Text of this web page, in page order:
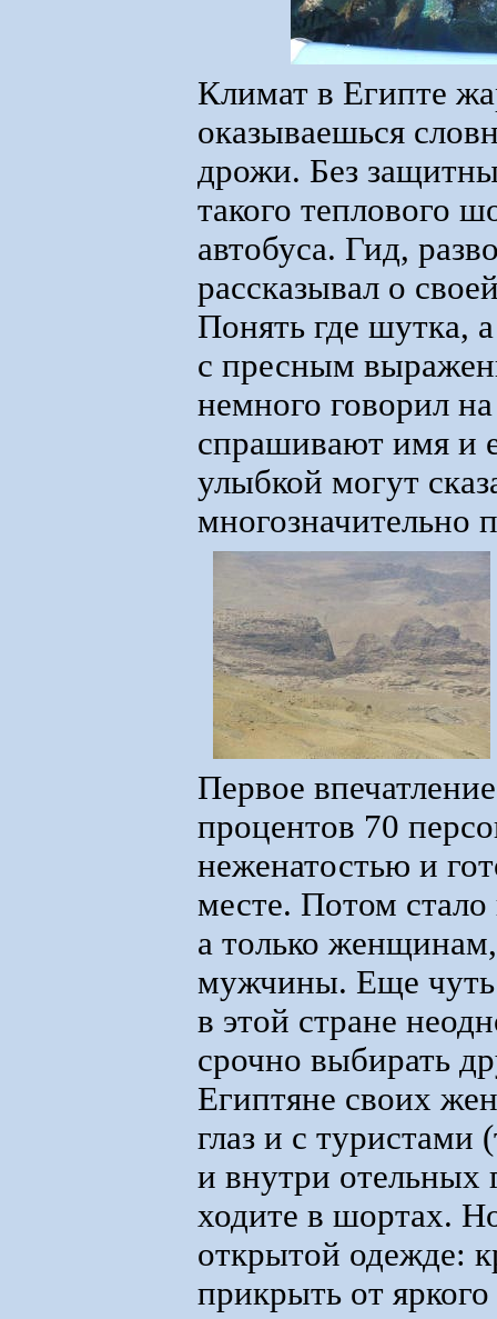
Климат в Египте
оказываешься
дрожи. Без
такого теплового
автобуса. Гид,
рассказывал о
Понять где шутка,
с пресным
немного говорил
спрашивают имя и
улыбкой могут
многозначительно
Первое
процентов 70
неженатостью и
месте. Потом стало
а только
мужчины. Еще чуть
в этой стране
срочно выбирать
Египтяне своих
глаз и с
и внутри отельных
ходите в шортах.
открытой одежде:
прикрыть от